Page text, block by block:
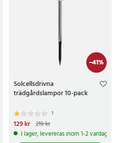
-41%
Solcellsdrivna
trädgårdslampor 10-pack
1
Nuvarande pris
pris:219 kr
129 kr 219 kr
I lager, levereras inom 1-2 vardagar